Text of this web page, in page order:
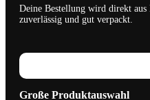
Deine Bestellung wird direkt aus
zuverlässig und gut verpackt.
Große Produktauswahl